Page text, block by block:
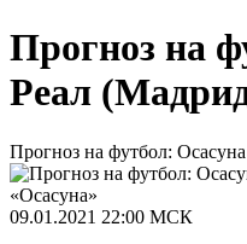
Прогноз на
Реал
Прогноз на футбол:
«Осасуна»
09.01.2021 22:00 МСК